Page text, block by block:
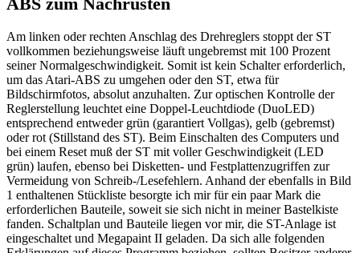
Am linken oder rechten Anschlag des Drehreglers stoppt der ST
vollkommen beziehungsweise läuft ungebremst mit 100 Prozent
seiner Normalgeschwindigkeit. Somit ist kein Schalter erforderlich,
um das Atari-ABS zu umgehen oder den ST, etwa für
Bildschirmfotos, absolut anzuhalten. Zur optischen Kontrolle der
Reglerstellung leuchtet eine Doppel-Leuchtdiode (DuoLED)
entsprechend entweder grün (garantiert Vollgas), gelb (gebremst)
oder rot (Stillstand des ST). Beim Einschalten des Computers und
bei einem Reset muß der ST mit voller Geschwindigkeit (LED
grün) laufen, ebenso bei Disketten- und Festplattenzugriffen zur
Vermeidung von Schreib-/Lesefehlern. Anhand der ebenfalls in Bild
1 enthaltenen Stückliste besorgte ich mir für ein paar Mark die
erforderlichen Bauteile, soweit sie sich nicht in meiner Bastelkiste
fanden. Schaltplan und Bauteile liegen vor mir, die ST-Anlage ist
eingeschaltet und Megapaint II geladen. Da sich alle folgenden